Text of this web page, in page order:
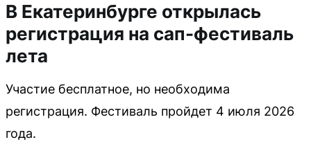
В Екатеринбурге открылась
регистрация на сап-фестиваль
лета
Участие бесплатное, но необходима
регистрация. Фестиваль пройдет 4 июля 2026
года.